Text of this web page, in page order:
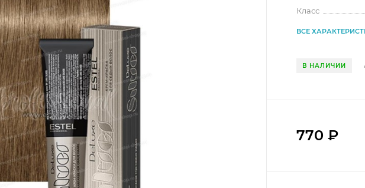
Класс
ВСЕ
В НАЛИЧИИ
770₽